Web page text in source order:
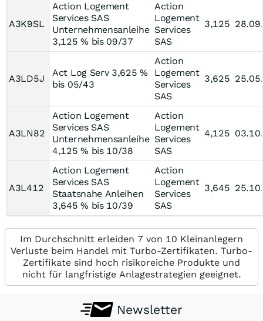
A3K9SL
Action Logement
Services SAS
Unternehmensanleihe
3,125 % bis 09/37
Action
Logement
Services
SAS
3,125
A3LD5J
Act Log Serv 3,625 %
bis 05/43
Action
Logement
Services
SAS
3,625
A3LN82
Action Logement
Services SAS
Unternehmensanleihe
4,125 % bis 10/38
Action
Logement
Services
SAS
4,125
A3L412
Action Logement
Services SAS
Staatsnahe Anleihen
3,645 % bis 10/39
Action
Logement
Services
SAS
3,645
Im Durchschnitt erleiden 7 von 10 Kleinanlegern
Verluste beim Handel mit Turbo-Zertifikaten. Turbo-
Zertifikate sind hoch risikoreiche Produkte und
nicht für langfristige Anlagestrategien geeignet.
Newsletter